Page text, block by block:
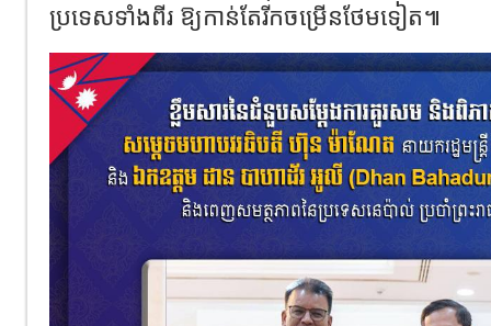
ប្រទេសទាំងពីរ ឱ្យកាន់តែរីកចម្រើនថែមទៀត៕